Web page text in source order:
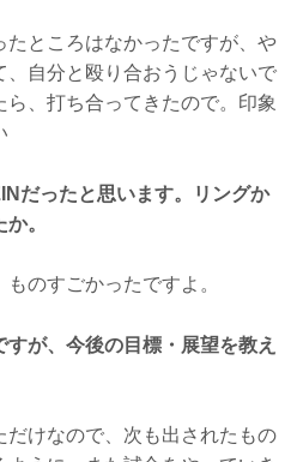
ところはなかったですが、や
、自分と殴り合おうじゃないで
、打ち合ってきたので。印象
だったと思います。リングか
。
のすごかったですよ。
が、今後の目標・展望を教え
けなので、次も出されたもの